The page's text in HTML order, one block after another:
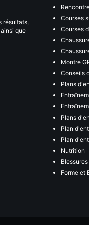
résultats,
que
Courses
Courses
Montre
Conseils
Plans
Plans
Plan
Plan
Nutrition
Forme et